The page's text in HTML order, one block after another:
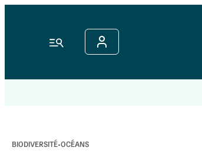
Menu
BIODIVERSITÉ·OCÉANS